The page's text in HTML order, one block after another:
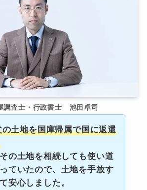
調査士・行政書士 池田卓司
土地を国庫帰属で国に返還
の土地を相続しても使い道
ていたので、土地を手放す
安心しました。